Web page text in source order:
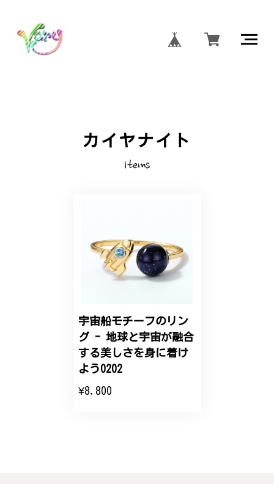
カイヤナイト
Items
宇宙船モチーフのリン
グ - 地球と宇宙が融合
する美しさを身に着け
よう0202
¥8,800